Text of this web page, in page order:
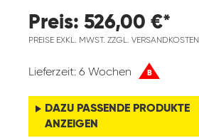
Preis: 526,00 €*
PREISE EXKL. MWST. ZZGL. VERSANDKOSTEN
Lieferzeit: 6 Wochen B
DAZU PASSENDE PRODUKTE
ANZEIGEN